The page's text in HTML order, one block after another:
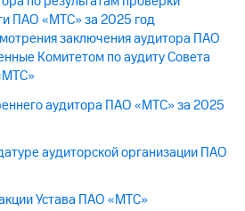
ПАО «МТС» за 2025 год
заключения аудитора ПАО
Комитетом по аудиту Совета
аудитора ПАО «МТС» за 2025
аудиторской организации ПАО
Устава ПАО «МТС»